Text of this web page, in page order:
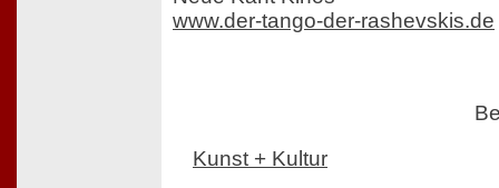
www.der-tango-der-rashevskis.de
Kunst + Kultur